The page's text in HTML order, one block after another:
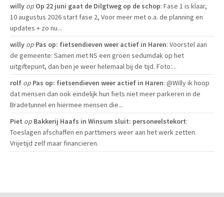
willy op Op 22 juni gaat de Dilgtweg op de schop: Fase 1 is klaar,
10 augustus 2026 start fase 2, Voor meer met o.a. de planning en
updates + zo nu...
willy op Pas op: fietsendieven weer actief in Haren: Voorstel aan
de gemeente: Samen met NS een groen sedumdak op het
uitgiftepunt, dan ben je weer helemaal bij de tijd. Foto:...
rolf op Pas op: fietsendieven weer actief in Haren: @Willy ik hoop
dat mensen dan ook eindelijk hun fiets niet meer parkeren in de
Bradetunnel en hiermee mensen die...
Piet op Bakkerij Haafs in Winsum sluit: personeelstekort:
Toeslagen afschaffen en parttimers weer aan het werk zetten.
Vrijetijd zelf maar financieren.